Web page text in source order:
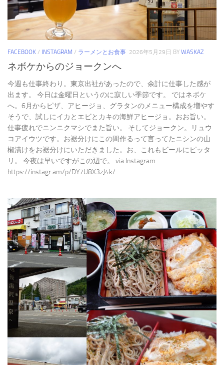
FACEBOOK / INSTAGRAM / ラーメンとお食事 2026年5月29日 BY WASKAZ
ネボケからのジョークンへ
今週も仕事終わり。東京出社があったので、余計に仕事した感が
出ます。 今日は金曜日というのに寂しい季節です。 ではネボケ
へ。6月からピザ、アヒージョ、グラタンのメニュー構成を増やす
そうで、試しにイカとエビとカキの海鮮アヒージョ。おお旨い。
仕事疲れでニンニクマシでまた旨い。 そしてジョークン。リュウ
コアイウツです。お裾分けにこの間作るって言ってたニシンの山
椒漬けをお裾分けにいただきました。お、これもビールにピッタ
リ。 今夜は早いですがこの辺で。 via Instagram
https://instagr.am/p/DY7U8X3zJ4k/